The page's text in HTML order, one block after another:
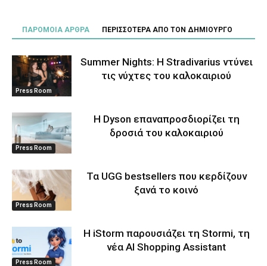
ΠΑΡΟΜΟΙΑ ΑΡΘΡΑ ΠΕΡΙΣΣΟΤΕΡΑ ΑΠΟ ΤΟΝ ΔΗΜΙΟΥΡΓΟ
Press Room
Summer Nights: Η Stradivarius ντύνει
τις νύχτες του καλοκαιριού
Press Room
Η Dyson επαναπροσδιορίζει τη
δροσιά του καλοκαιριού
Press Room
Τα UGG bestsellers που κερδίζουν
ξανά το κοινό
Press Room
Η iStorm παρουσιάζει τη Stormi, τη
νέα AI Shopping Assistant